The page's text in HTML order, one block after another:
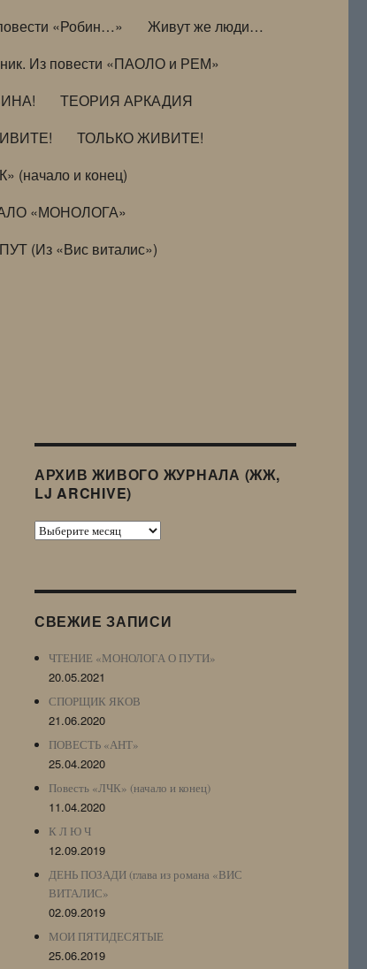
«Робин…»
Живут же люди…
Из повести «ПАОЛО и РЕМ»
ТЕОРИЯ АРКАДИЯ
ТОЛЬКО ЖИВИТЕ!
(начало и конец)
«МОНОЛОГА»
(Из «Вис виталис»)
АРХИВ ЖИВОГО ЖУРНАЛА (ЖЖ,
LJ ARCHIVE)
Архив
Archive)
СВЕЖИЕ ЗАПИСИ
ЧТЕНИЕ «МОНОЛОГА О ПУТИ»
20.05.2021
СПОРЩИК ЯКОВ
21.06.2020
ПОВЕСТЬ «АНТ»
25.04.2020
Повесть «ЛЧК» (начало и конец)
11.04.2020
К Л Ю Ч
12.09.2019
ДЕНЬ ПОЗАДИ (глава из романа «ВИС
ВИТАЛИС»
02.09.2019
МОИ ПЯТИДЕСЯТЫЕ
25.06.2019